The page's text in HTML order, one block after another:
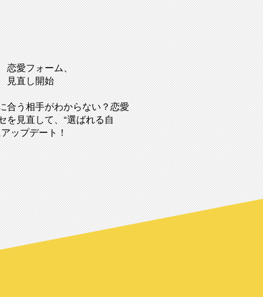
恋愛フォーム、
見直し開始
合う相手がわからない？恋愛
を見直して、“選ばれる自
アップデート！